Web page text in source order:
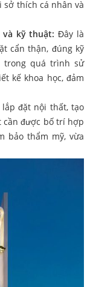
sở thích cá nhân và
kỹ thuật: Đây là
cẩn thận, đúng kỹ
trong quá trình sử
kế khoa học, đảm
đặt nội thất, tạo
cần được bố trí hợp
bảo thẩm mỹ, vừa